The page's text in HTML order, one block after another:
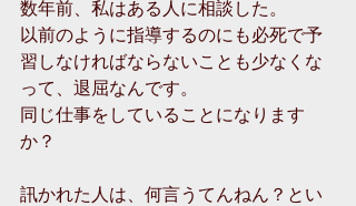
数年前、私はある人に相談した。
以前のように指導するのにも必死で予
習しなければならないことも少なくな
って、退屈なんです。
同じ仕事をしていることになります
か？
訊かれた人は、何言うてんねん？とい